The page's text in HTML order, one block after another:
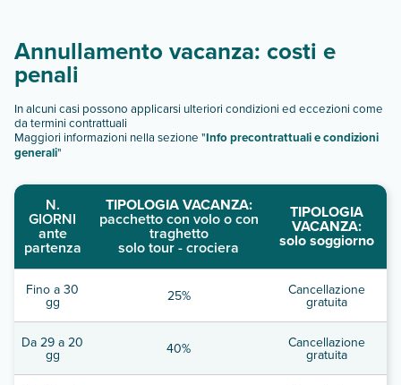
Annullamento vacanza: costi e
penali
In alcuni casi possono applicarsi ulteriori condizioni ed eccezioni come
da termini contrattuali
Maggiori informazioni nella sezione "Info precontrattuali e condizioni
generali"
N.
GIORNI
ante
partenza
TIPOLOGIA VACANZA:
pacchetto con volo o con
traghetto
solo tour - crociera
TIPOLOGIA
VACANZA:
solo soggiorno
Fino a 30
gg 25% Cancellazione
gratuita
Da 29 a 20
gg 40% Cancellazione
gratuita